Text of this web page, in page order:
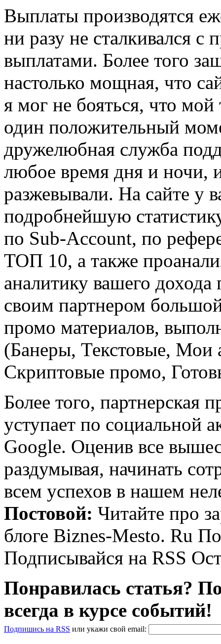
Выплаты производятся
ни разу не сталкивался
выплатами. Более того
настолько мощная, что
я мог не бояться, что
один положительный
дружелюбная служба
любое время дня и ночи,
разжевывали. На сайте у
подробнейшую
по Sub-Account, по
ТОП 10, а также
аналитику вашего
своим партнером
промо материалов,
(Банеры, Текстовые, Мои
Скриптовые промо,
Более того, партнерская
уступает по социальной
Google. Оценив все
раздумывая, начинать
всем успехов в нашем
Постовой: Читайте про
блоге Biznes-Mesto. Ru
Подписывайся на RSS
Понравилась статья?
всегда в курсе событий!
Подпишись на RSS или укажи свой email: